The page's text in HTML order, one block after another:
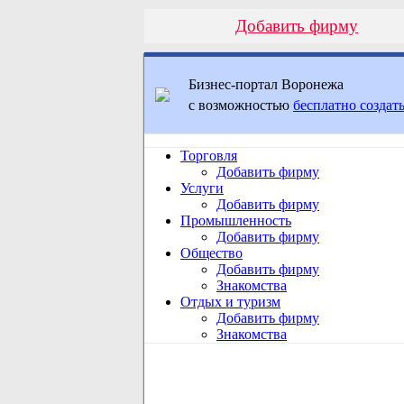
Добавить фирму
Бизнес-портал Воронежа
с возможностью бесплатно
Торговля
Добавить фирму
Услуги
Добавить фирму
Промышленность
Добавить фирму
Общество
Добавить фирму
Знакомства
Отдых и туризм
Добавить фирму
Знакомства